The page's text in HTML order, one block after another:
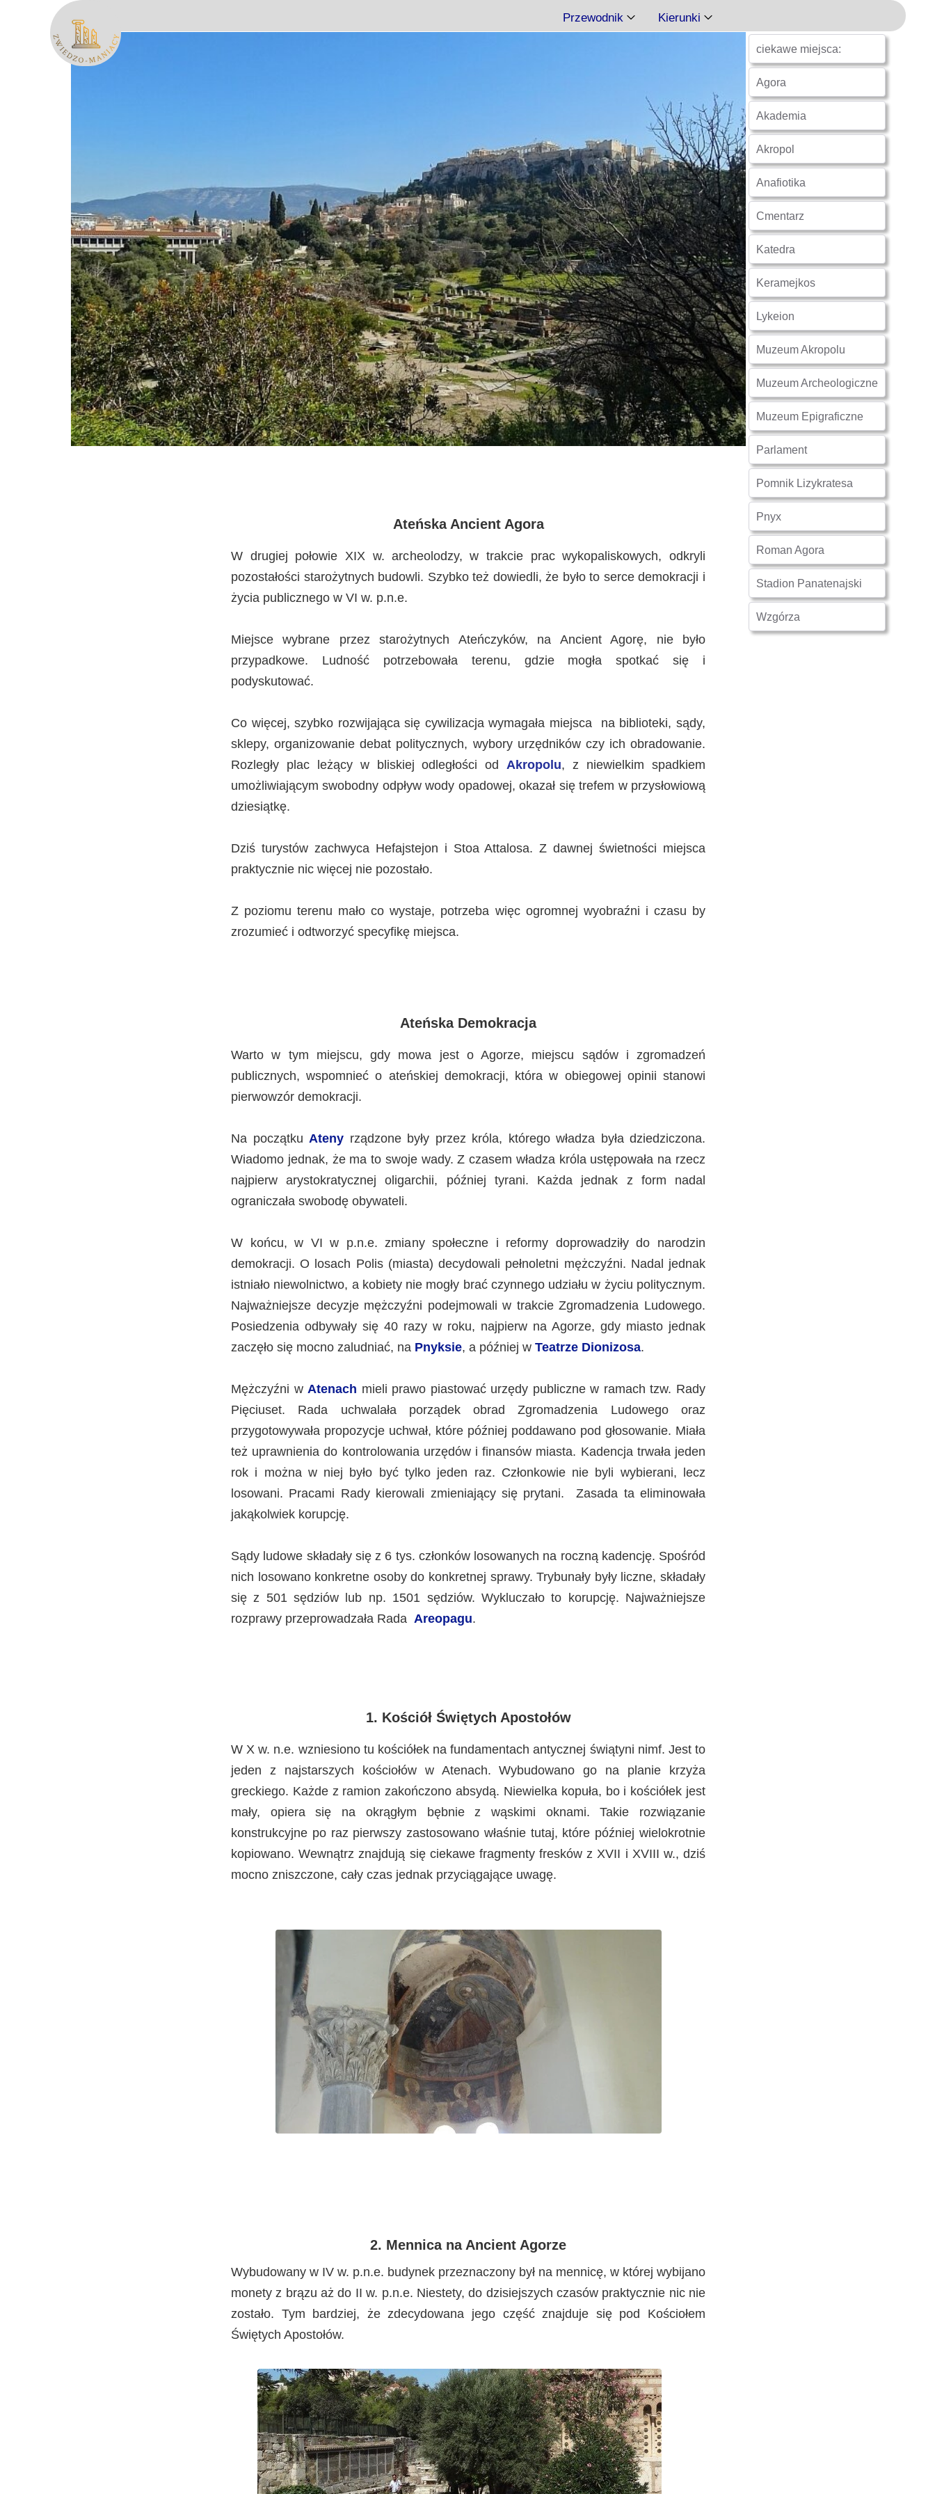
ciekawe miejsca:
Agora
Akademia
Akropol
Anafiotika
Cmentarz
Katedra
Keramejkos
Lykeion
Muzeum Akropolu
Muzeum Archeologiczne
Muzeum Epigraficzne
Parlament
Pomnik Lizykratesa
Pnyx
Roman Agora
Stadion Panatenajski
Wzgórza
Przewodnik Kierunki
Eubea
Kalimnos
Korfu
Korynt
Kos
Kreta
Mykeny
Nisyros
Rodos
Lanzarote
2. Mennica na Ancient Agorze
Wybudowany w IV w. p.n.e. budynek przeznaczony był na mennicę, w której wybijano
monety z brązu aż do II w. p.n.e. Niestety, do dzisiejszych czasów praktycznie nic nie
zostało. Tym bardziej, że zdecydowana jego część znajduje się pod Kościołem
Świętych Apostołów.
1. Kościół Świętych Apostołów
W X w. n.e. wzniesiono tu kościółek na fundamentach antycznej świątyni nimf. Jest to
jeden z najstarszych kościołów w Atenach. Wybudowano go na planie krzyża
greckiego. Każde z ramion zakończono absydą. Niewielka kopuła, bo i kościółek jest
mały, opiera się na okrągłym bębnie z wąskimi oknami. Takie rozwiązanie
konstrukcyjne po raz pierwszy zastosowano właśnie tutaj, które później wielokrotnie
kopiowano. Wewnątrz znajdują się ciekawe fragmenty fresków z XVII i XVIII w., dziś
mocno zniszczone, cały czas jednak przyciągające uwagę.
Ateńska Ancient Agora
W drugiej połowie XIX w. archeolodzy, w trakcie prac wykopaliskowych, odkryli
pozostałości starożytnych budowli. Szybko też dowiedli, że było to serce demokracji i
życia publicznego w VI w. p.n.e.
Miejsce wybrane przez starożytnych Ateńczyków, na Ancient Agorę, nie było
przypadkowe. Ludność potrzebowała terenu, gdzie mogła spotkać się i
podyskutować.
Co więcej, szybko rozwijająca się cywilizacja wymagała miejsca na biblioteki, sądy,
sklepy, organizowanie debat politycznych, wybory urzędników czy ich obradowanie.
Rozległy plac leżący w bliskiej odległości odAkropolu, z niewielkim spadkiem
umożliwiającym swobodny odpływ wody opadowej, okazał się trefem w przysłowiową
dziesiątkę.
Dziś turystów zachwyca Hefajstejon i Stoa Attalosa. Z dawnej świetności miejsca
praktycznie nic więcej nie pozostało.
Z poziomu terenu mało co wystaje, potrzeba więc ogromnej wyobraźni i czasu by
zrozumieć i odtworzyć specyfikę miejsca.
Ateńska Demokracja
Warto w tym miejscu, gdy mowa jest o Agorze, miejscu sądów i zgromadzeń
publicznych, wspomnieć o ateńskiej demokracji, która w obiegowej opinii stanowi
pierwowzór demokracji.
Na początku Ateny rządzone były przez króla, którego władza była dziedziczona.
Wiadomo jednak, że ma to swoje wady. Z czasem władza króla ustępowała na rzecz
najpierw arystokratycznej oligarchii, później tyrani. Każda jednak z form nadal
ograniczała swobodę obywateli.
W końcu, w VI w p.n.e. zmiany społeczne i reformy doprowadziły do narodzin
demokracji. O losach Polis (miasta) decydowali pełnoletni mężczyźni. Nadal jednak
istniało niewolnictwo, a kobiety nie mogły brać czynnego udziału w życiu politycznym.
Najważniejsze decyzje mężczyźni podejmowali w trakcie Zgromadzenia Ludowego.
Posiedzenia odbywały się 40 razy w roku, najpierw na Agorze, gdy miasto jednak
zaczęło się mocno zaludniać, na Pnyksie, a później w Teatrze Dionizosa.
Mężczyźni wAtenach mieli prawo piastować urzędy publiczne w ramach tzw. Rady
Pięciuset. Rada uchwalała porządek obrad Zgromadzenia Ludowego oraz
przygotowywała propozycje uchwał, które później poddawano pod głosowanie. Miała
też uprawnienia do kontrolowania urzędów i finansów miasta. Kadencja trwała jeden
rok i można w niej było być tylko jeden raz. Członkowie nie byli wybierani, lecz
losowani. Pracami Rady kierowali zmieniający się prytani. Zasada ta eliminowała
jakąkolwiek korupcję.
Sądy ludowe składały się z 6 tys. członków losowanych na roczną kadencję. Spośród
nich losowano konkretne osoby do konkretnej sprawy. Trybunały były liczne, składały
się z 501 sędziów lub np. 1501 sędziów. Wykluczało to korupcję. Najważniejsze
rozprawy przeprowadzała Rada Areopagu.